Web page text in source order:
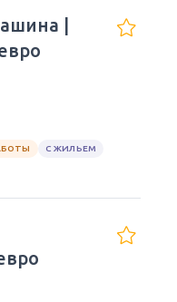
|
С ЖИЛЬЕМ